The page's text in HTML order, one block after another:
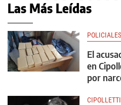
Las Más Leídas
POLICIALES
El
en
por
CIPOLLETTI